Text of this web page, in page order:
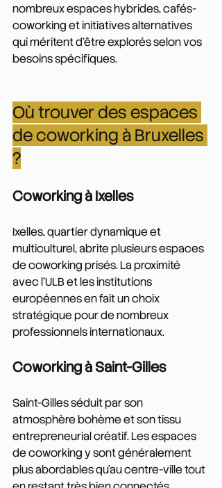
nombreux espaces hybrides, cafés-
coworking et initiatives alternatives
qui méritent d'être explorés selon vos
besoins spécifiques.
Où trouver des espaces
de coworking à Bruxelles
?
Coworking à Ixelles
Ixelles, quartier dynamique et
multiculturel, abrite plusieurs espaces
de coworking prisés. La proximité
avec l'ULB et les institutions
européennes en fait un choix
stratégique pour de nombreux
professionnels internationaux.
Coworking à Saint-Gilles
Saint-Gilles séduit par son
atmosphère bohème et son tissu
entrepreneurial créatif. Les espaces
de coworking y sont généralement
plus abordables qu'au centre-ville tout